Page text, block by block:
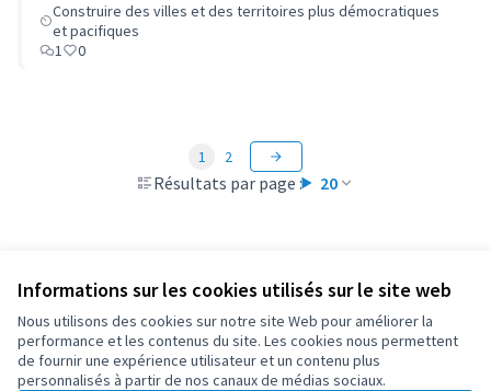
Informations sur les cookies utilisés sur le site web
Nous utilisons des cookies sur notre site Web pour améliorer la
performance et les contenus du site. Les cookies nous permettent
de fournir une expérience utilisateur et un contenu plus
personnalisés à partir de nos canaux de médias sociaux.
Construire des villes et des territoires plus démocratiques
et pacifiques
1
0
Résultats par page : 20
1 2
Conditions d'utilisation
Paramètres des cookies
OIDP sur X
(Lien externe)
OIDP sur Facebook
(Lien externe)
OIDP sur YouTube
(Lien externe)
Français
Choose languageChoisir la langueElegir el idioma